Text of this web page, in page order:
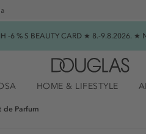
-6 % S BEAUTY CARD ★ 8.-9.8.2026. ★
HOME & LIFESTYLE
de Parfum